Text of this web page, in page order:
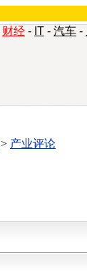
财经 - IT - 汽车 -
> 产业评论